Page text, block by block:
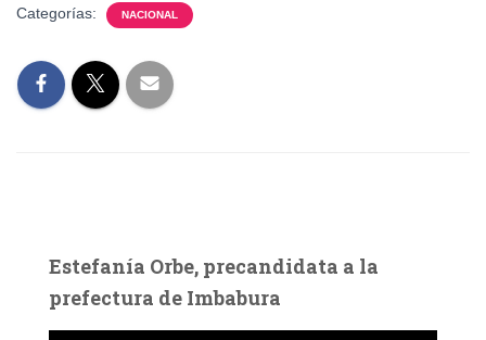
Categorías: NACIONAL
Estefanía Orbe, precandidata a la
prefectura de Imbabura